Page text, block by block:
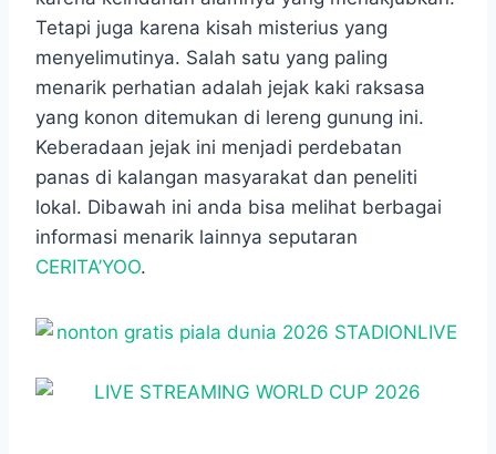
Tetapi juga karena kisah misterius yang
menyelimutinya. Salah satu yang paling
menarik perhatian adalah jejak kaki raksasa
yang konon ditemukan di lereng gunung ini.
Keberadaan jejak ini menjadi perdebatan
panas di kalangan masyarakat dan peneliti
lokal. Dibawah ini anda bisa melihat berbagai
informasi menarik lainnya seputaran
CERITA’YOO.